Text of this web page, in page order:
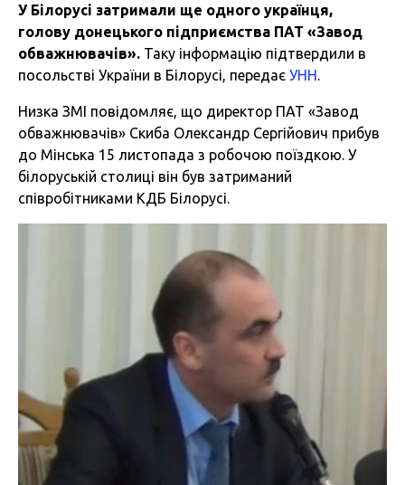
У Білорусі затримали ще одного українця,
голову донецького підприємства ПАТ «Завод
обважнювачів». Таку інформацію підтвердили в
посольстві України в Білорусі, передає УНН.
Низка ЗМІ повідомляє, що директор ПАТ «Завод
обважнювачів» Скиба Олександр Сергійович прибув
до Мінська 15 листопада з робочою поїздкою. У
білоруській столиці він був затриманий
співробітниками КДБ Білорусі.